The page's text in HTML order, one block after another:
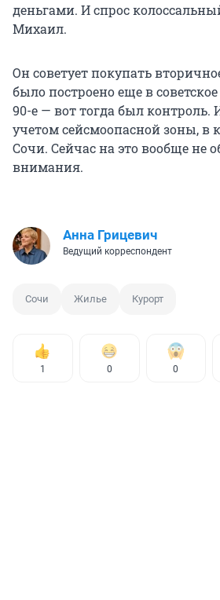
деньгами. И спрос
Михаил.
Он советует покупать
было построено еще в
90-е — вот тогда был контроль.
учетом сейсмоопасной зоны, в
Сочи. Сейчас на это вообще не
внимания.
Анна Грицевич
Ведущий корреспондент
Сочи Жилье Курорт
1 0 0